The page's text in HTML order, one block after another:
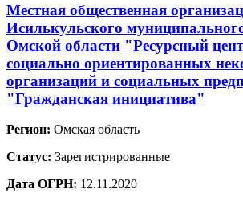
Местная общественная
Исилькульского
Омской области "Ресурсный
социально ориентированных
организаций и социальных
"Гражданская инициатива"
Регион: Омская область
Статус: Зарегистрированные
Дата ОГРН: 12.11.2020